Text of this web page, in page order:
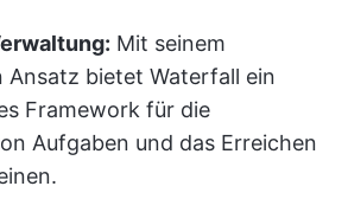
Mit seinem
Ansatz bietet Waterfall ein
Framework für die
Aufgaben und das Erreichen